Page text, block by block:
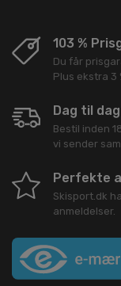
103 %
Du får
Plus ekstra 3
Dag til
Bestil inden
vi sender
Perfekte
Skisport.dk
anmeldelser.